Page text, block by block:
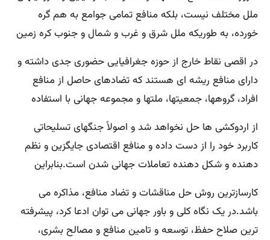
ملل مختلف نیست، بلکه منافع تمامی جوامع به هم گره
خورده، به طوریکه ملل شرق و غرب و شمال و جنوب کره زمین
در اقصی نقاط خارج از حوزه جغرافیایی حضوری جدی داشته و
دارای منافع ریشه ای هستند که تضادهای حاصل از منافع
افراد، گروهها، جمعیتها، ملتها و مجموعه جهانی با استفاده
از اردوکشی ها حل نخواهد شد و اصولاً جنگهای تسلیحاتی
کاربرد خود را از دست داده و منافع اقتصادی جایگزین و نظم
دهنده و شکل دهنده تعاملات جهانی شدن است.بنابراین
کارسازترین روش حل مناقشات و تضاد منافع، مذاکره می
باشد.در یک نگاه کلی و باور جهانی می توان ادعا کرد، پیشرفته
ترین صلاح حفظ، توسعه و تامین منافع و مصالح بشری،